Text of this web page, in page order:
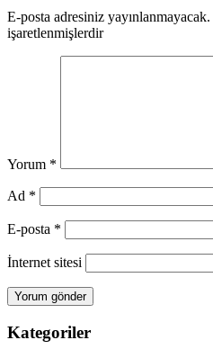
E-posta adresiniz yayınlanmayacak.
işaretlenmişlerdir
Yorum *
Ad *
E-posta *
İnternet sitesi
Kategoriler